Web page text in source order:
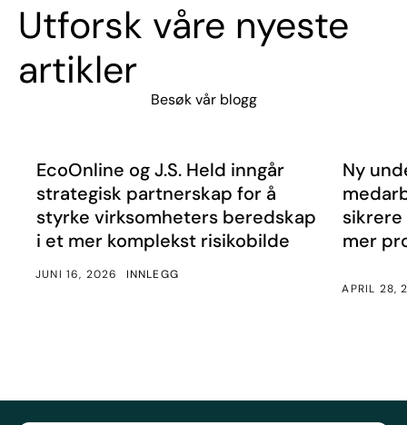
Utforsk våre nyeste
artikler
Besøk vår blogg
Nyheter
EcoOnline og J.S. Held inngår
strategisk partnerskap for å
styrke virksomheters beredskap
i et mer komplekst risikobilde
JUNI 16, 2026 INNLEGG
Nyheter
Ny
mer
APRIL 28,